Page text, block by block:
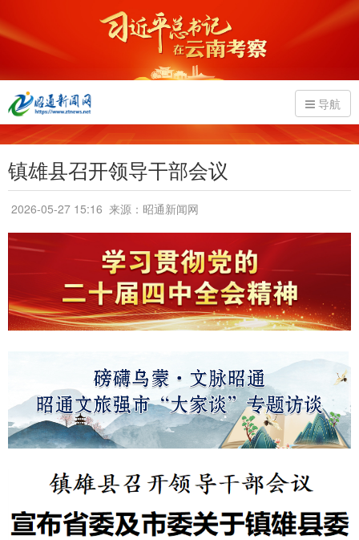
导航
镇雄县召开领导干部会议
2026-05-27 15:16 来源：昭通新闻网